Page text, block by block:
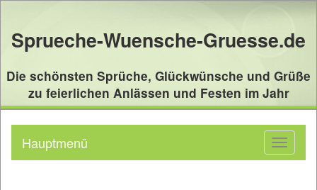
Sprueche-Wuensche-Gruesse.de
Die schönsten Sprüche, Glückwünsche und Grüße
zu feierlichen Anlässen und Festen im Jahr
Toggle
Hauptmenü